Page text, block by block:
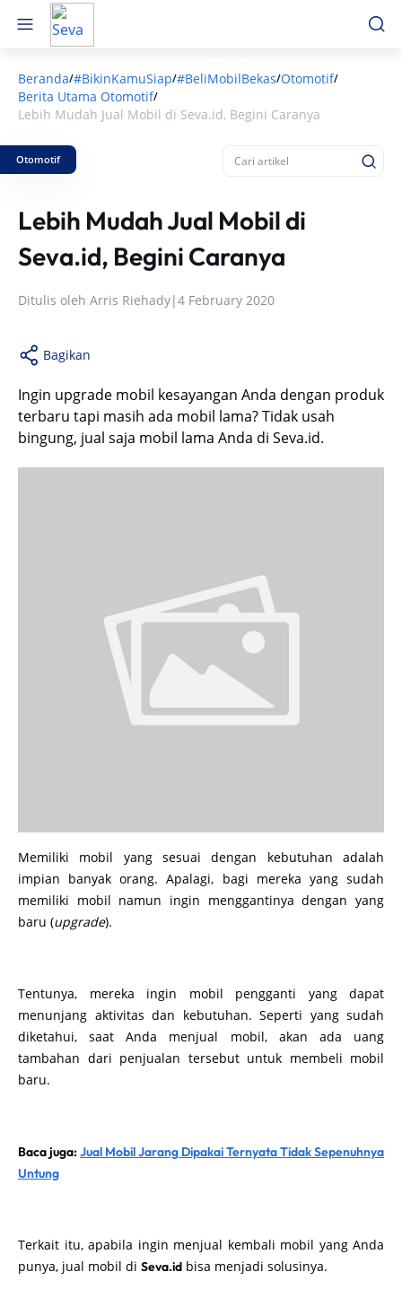
Beranda/#BikinKamuSiap/#BeliMobilBekas/Otomotif/
Berita Utama Otomotif/
Lebih Mudah Jual Mobil di Seva.id, Begini Caranya
Otomotif
Lebih Mudah Jual Mobil di
Seva.id, Begini Caranya
Ditulis oleh Arris Riehady|4 February 2020
Bagikan
Ingin upgrade mobil kesayangan Anda dengan produk
terbaru tapi masih ada mobil lama? Tidak usah
bingung, jual saja mobil lama Anda di Seva.id.
Memiliki mobil yang sesuai dengan kebutuhan adalah
impian banyak orang. Apalagi, bagi mereka yang sudah
memiliki mobil namun ingin menggantinya dengan yang
baru (upgrade).
Tentunya, mereka ingin mobil pengganti yang dapat
menunjang aktivitas dan kebutuhan. Seperti yang sudah
diketahui, saat Anda menjual mobil, akan ada uang
tambahan dari penjualan tersebut untuk membeli mobil
baru.
Baca juga: Jual Mobil Jarang Dipakai Ternyata Tidak Sepenuhnya
Untung
Terkait itu, apabila ingin menjual kembali mobil yang Anda
punya, jual mobil di Seva.id bisa menjadi solusinya.